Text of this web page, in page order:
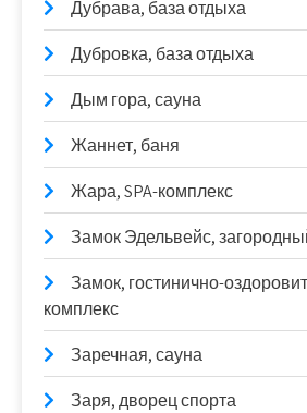
Дубрава, база отдыха
Дубровка, база отдыха
Дым гора, сауна
Жаннет, баня
Жара, SPA-комплекс
Замок Эдельвейс,
Замок, гостинично-
комплекс
Заречная, сауна
Заря, дворец спорта